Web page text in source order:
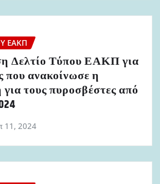
ΕΑΚΠ
Δελτίο Τύπου ΕΑΚΠ για
που ανακοίνωσε η
τους πυροσβέστες από
11, 2024